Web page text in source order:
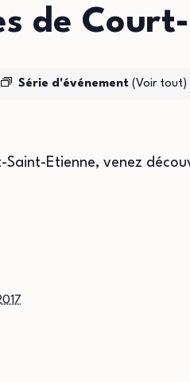
de
Série d'événement (Voir tout)
Etienne, venez